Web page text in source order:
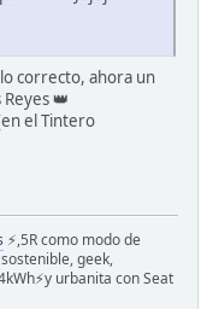
correcto, ahora un
👑
el Tintero
⚡️,5R como modo de
geek,
urbanita con Seat